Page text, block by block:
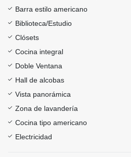
Barra estilo americano
Biblioteca/Estudio
Clósets
Cocina integral
Doble Ventana
Hall de alcobas
Vista panorámica
Zona de lavandería
Cocina tipo americano
Electricidad